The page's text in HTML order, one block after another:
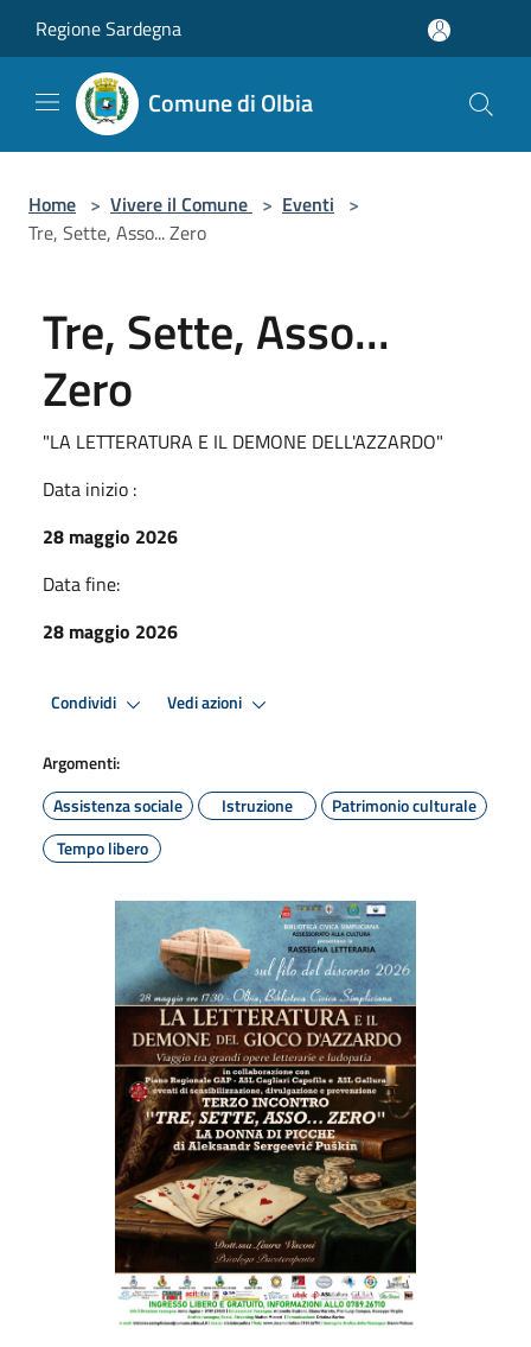
Regione Sardegna
Comune di Olbia
Home > Vivere il Comune > Eventi >
Tre, Sette, Asso... Zero
Tre, Sette, Asso...
Zero
"LA LETTERATURA E IL DEMONE DELL'AZZARDO"
Data inizio :
28 maggio 2026
Data fine:
28 maggio 2026
Condividi Vedi azioni
Argomenti:
Assistenza sociale
Istruzione
Patrimonio culturale
Tempo libero